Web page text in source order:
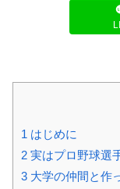
1 はじめに
2 実はプロ野球選
3 大学の仲間と作